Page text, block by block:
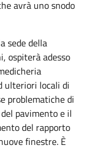
avrà uno snodo
sede della
ospiterà adesso
ulteriori locali di
problematiche di
pavimento e il
del rapporto
finestre. È